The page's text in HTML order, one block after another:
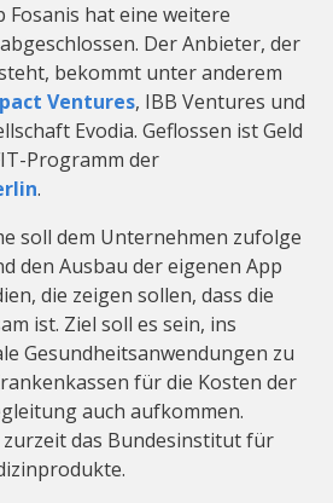
hat eine weitere
Der Anbieter, der
bekommt unter anderem
Ventures, IBB Ventures und
Evodia. Geflossen ist Geld
Programm der
.
soll dem Unternehmen zufolge
den Ausbau der eigenen App
die zeigen sollen, dass die
ist. Ziel soll es sein, ins
Gesundheitsanwendungen zu
für die Kosten der
auch aufkommen.
das Bundesinstitut für